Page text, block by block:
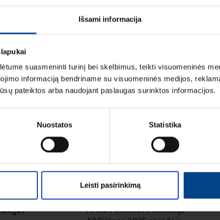
Išsami informacija
suasmeninti turinį bei skelbimus, teikti visuomeninės
informaciją bendriname su visuomeninės medijos,
pateiktos arba naudojant paslaugas surinktos informacijos.
Nuostatos Statistika
Leisti pasirinkimą
Elektros instaliacijos gaminiai
GAMINIAI
instaliacinių kanalų ir
ELEKTROS INSTALIACIJOS GAMINIAI
RENGINIAI
HAGER elektros instaliacija